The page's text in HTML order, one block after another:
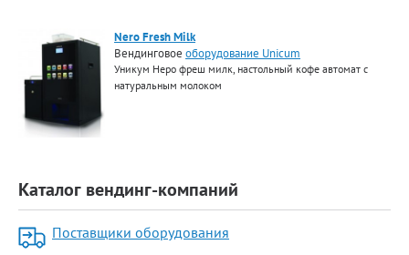
Nero Fresh Milk
Вендинговоеоборудование Unicum
Уникум Неро фреш милк, настольный кофе автомат с
натуральным молоком
Каталог вендинг-компаний
Поставщики оборудования